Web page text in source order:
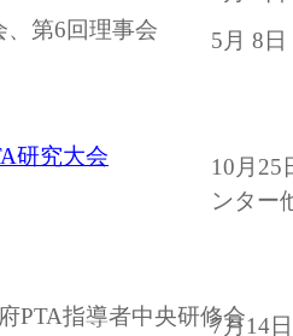
、第6回理事会
5月 8
研究大会
10月25
ンター
PTA指導者中央研修会
7月14